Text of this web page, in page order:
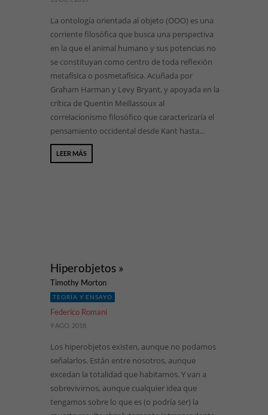
La ontología orientada al objeto (OOO) es una
corriente filosófica que busca una perspectiva
en la que el animal humano y sus potencias no
se constituyan como centro de toda reflexión
metafísica o posmetafísica. Acuñada por
Graham Harman y Levy Bryant, y apoyada en la
crítica de Quentin Meillassoux al
correlacionismo filosófico que caracterizaría el
pensamiento occidental desde Kant hasta...
LEER MÁS
Hiperobjetos »
Timothy Morton
TEORÍA Y ENSAYO
Federico Romani
9 AGO, 2018
Los hiperobjetos existen, aunque no podamos
señalarlos. Están entre nosotros, aunque
excedan la totalidad que habitamos. Y van a
sobrevivirnos, aunque cualquier idea que
tengamos sobre lo que es (o podría ser) la